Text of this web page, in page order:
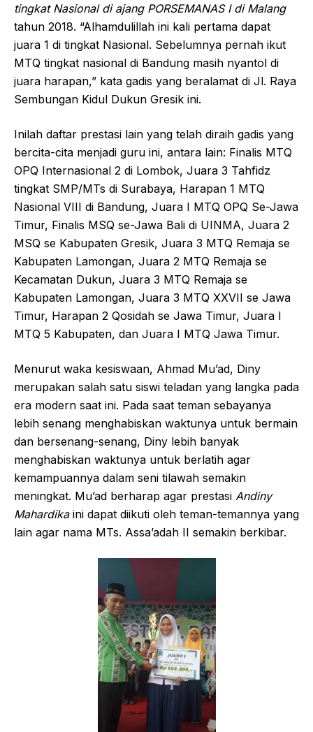
tingkat Nasional di ajang PORSEMANAS I di Malang
tahun 2018. “Alhamdulillah ini kali pertama dapat
juara 1 di tingkat Nasional. Sebelumnya pernah ikut
MTQ tingkat nasional di Bandung masih nyantol di
juara harapan,” kata gadis yang beralamat di Jl. Raya
Sembungan Kidul Dukun Gresik ini.
Inilah daftar prestasi lain yang telah diraih gadis yang
bercita-cita menjadi guru ini, antara lain: Finalis MTQ
OPQ Internasional 2 di Lombok, Juara 3 Tahfidz
tingkat SMP/MTs di Surabaya, Harapan 1 MTQ
Nasional VIII di Bandung, Juara I MTQ OPQ Se-Jawa
Timur, Finalis MSQ se-Jawa Bali di UINMA, Juara 2
MSQ se Kabupaten Gresik, Juara 3 MTQ Remaja se
Kabupaten Lamongan, Juara 2 MTQ Remaja se
Kecamatan Dukun, Juara 3 MTQ Remaja se
Kabupaten Lamongan, Juara 3 MTQ XXVII se Jawa
Timur, Harapan 2 Qosidah se Jawa Timur, Juara I
MTQ 5 Kabupaten, dan Juara I MTQ Jawa Timur.
Menurut waka kesiswaan, Ahmad Mu’ad, Diny
merupakan salah satu siswi teladan yang langka pada
era modern saat ini. Pada saat teman sebayanya
lebih senang menghabiskan waktunya untuk bermain
dan bersenang-senang, Diny lebih banyak
menghabiskan waktunya untuk berlatih agar
kemampuannya dalam seni tilawah semakin
meningkat. Mu’ad berharap agar prestasi Andiny
Mahardikaini dapat diikuti oleh teman-temannya yang
lain agar nama MTs. Assa’adah II semakin berkibar.